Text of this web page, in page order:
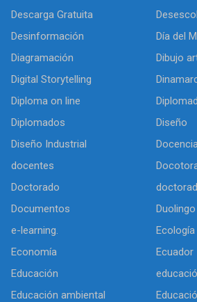
Descarga Gratuita
Desinformación
Día del
Diagramación
Dibujo
Digital Storytelling
Diploma on line
Diplomados
Diseño
Diseño Industrial
docentes
Doctorado
Documentos
Duolingo
e-learning.
Ecología
Economía
Ecuador
Educación
Educación ambiental